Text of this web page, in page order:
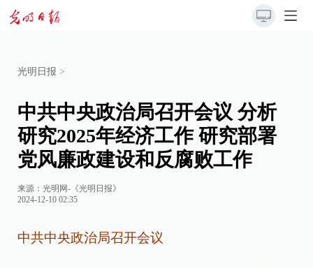
光明日报 >
中共中央政治局召开会议 分析
研究2025年经济工作 研究部署
党风廉政建设和反腐败工作
来源： 光明网-《光明日报》
2024-12-10 02:35
中共中央政治局召开会议